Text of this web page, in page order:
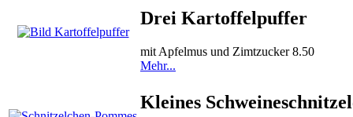
Drei Kartoffelpuffer
mit Apfelmus und Zimtzucker 8.50
Mehr...
Kleines